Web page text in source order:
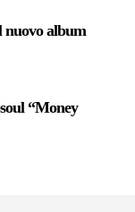
album
“Money